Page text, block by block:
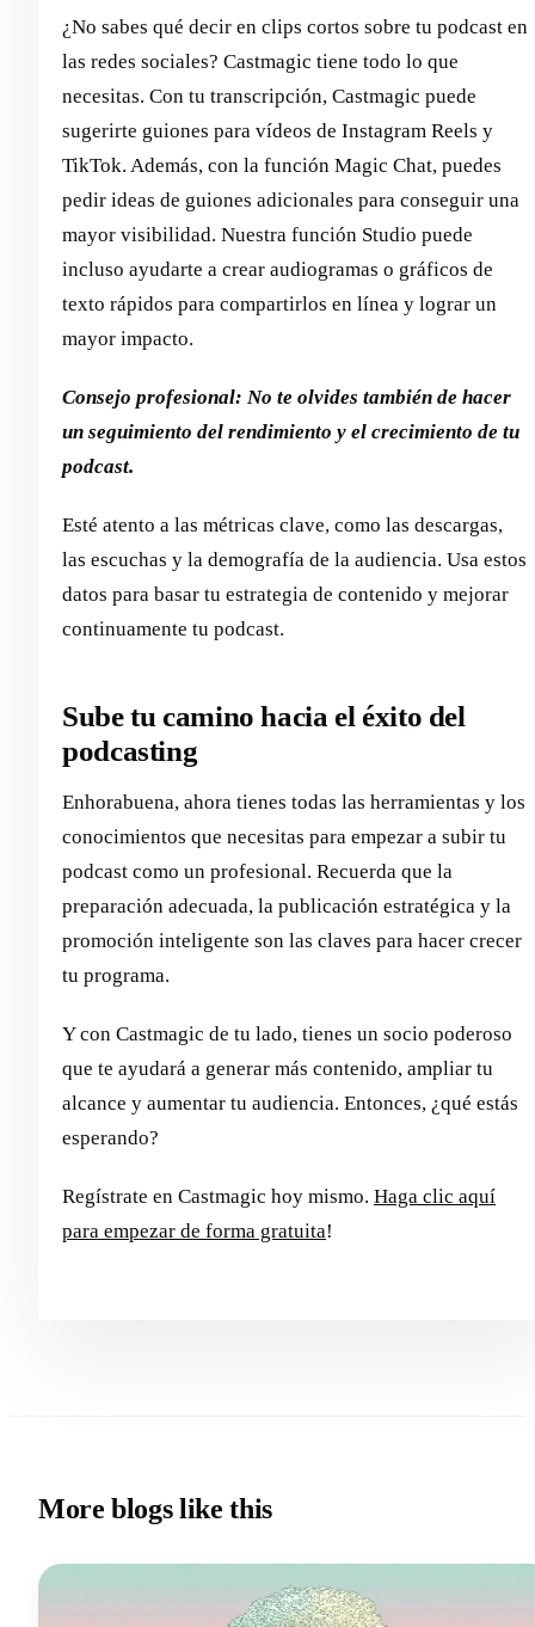
¿No sabes qué decir en clips cortos sobre tu podcast en
las redes sociales? Castmagic tiene todo lo que
necesitas. Con tu transcripción, Castmagic puede
sugerirte guiones para vídeos de Instagram Reels y
TikTok. Además, con la función Magic Chat, puedes
pedir ideas de guiones adicionales para conseguir una
mayor visibilidad. Nuestra función Studio puede
incluso ayudarte a crear audiogramas o gráficos de
texto rápidos para compartirlos en línea y lograr un
mayor impacto.
Consejo profesional: No te olvides también de hacer
un seguimiento del rendimiento y el crecimiento de tu
podcast.
Esté atento a las métricas clave, como las descargas,
las escuchas y la demografía de la audiencia. Usa estos
datos para basar tu estrategia de contenido y mejorar
continuamente tu podcast.
Sube tu camino hacia el éxito del
podcasting
Enhorabuena, ahora tienes todas las herramientas y los
conocimientos que necesitas para empezar a subir tu
podcast como un profesional. Recuerda que la
preparación adecuada, la publicación estratégica y la
promoción inteligente son las claves para hacer crecer
tu programa.
Y con Castmagic de tu lado, tienes un socio poderoso
que te ayudará a generar más contenido, ampliar tu
alcance y aumentar tu audiencia. Entonces, ¿qué estás
esperando?
Regístrate en Castmagic hoy mismo. Haga clic aquí
para empezar de forma gratuita!
More blogs like this